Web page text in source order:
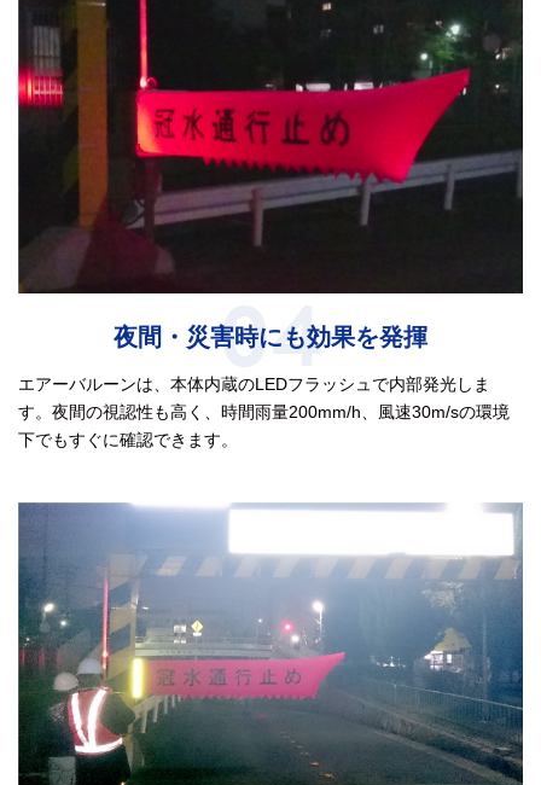
04
夜間・災害時にも効果を発揮
エアーバルーンは、本体内蔵のLEDフラッシュで内部発光しま
す。夜間の視認性も高く、時間雨量200mm/h、風速30m/sの環境
下でもすぐに確認できます。